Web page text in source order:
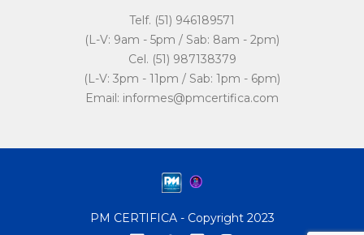
Telf. (51) 946189571
(L-V: 9am - 5pm / Sab: 8am - 2pm)
Cel. (51) 987138379
(L-V: 3pm - 11pm / Sab: 1pm - 6pm)
Email: informes@pmcertifica.com
PM CERTIFICA - Copyright 2023